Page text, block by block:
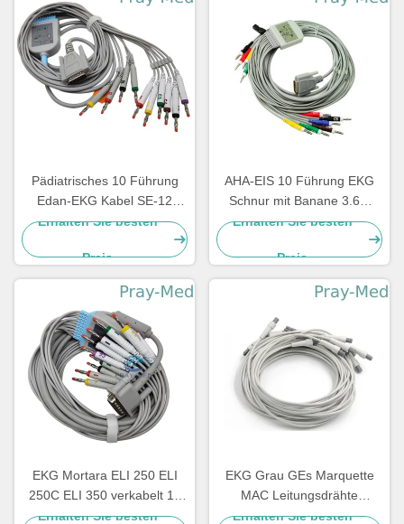
Pädiatrisches 10 Führung
Edan-EKG Kabel SE-12
drücken SE-1200 3.6m TPU
Erhalten Sie besten
Preis
AHA-EIS 10 Führung EKG
Schnur mit Banane 3.6m
Verbindungsstück Newtech
Erhalten Sie besten
Preis
EKG Mortara ELI 250 ELI
250C ELI 350 verkabelt 15
Führung PIN 3.6m 10
Erhalten Sie besten
EKG Grau GEs Marquette
MAC Leitungsdrähte
420101-002 10 AHA 1.2M
Erhalten Sie besten